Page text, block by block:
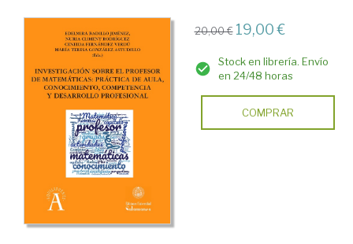
20,00 € 19,00 €
Stock en librería. Envío
en 24/48 horas
COMPRAR